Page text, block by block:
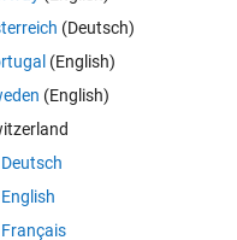
(Deutsch)
(English)
(English)
Deutsch
English
Français